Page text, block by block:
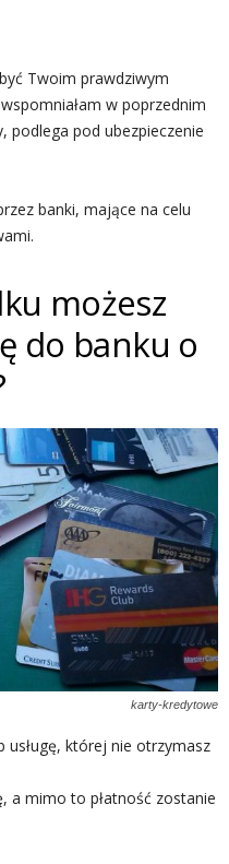
Twoim prawdziwym
w poprzednim
podlega pod ubezpieczenie
banki, mające na celu
możesz
do banku o
karty-kredytowe
usługę, której nie otrzymasz
a mimo to płatność zostanie